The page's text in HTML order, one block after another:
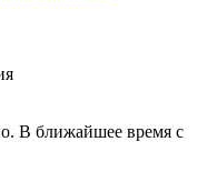
В ближайшее время с